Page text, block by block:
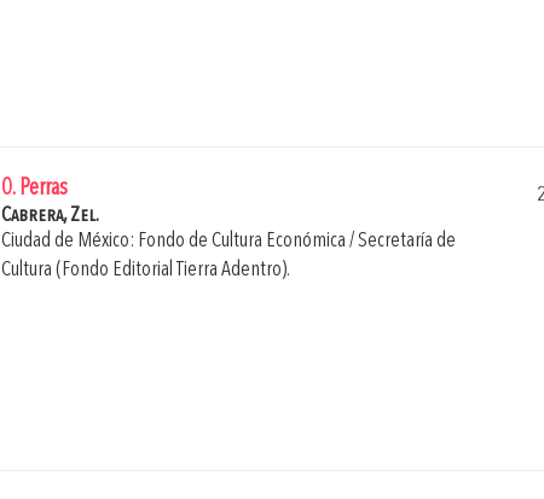
0. Perras
Cabrera, Zel.
Ciudad de México: Fondo de Cultura Económica / Secretaría de
Cultura (Fondo Editorial Tierra Adentro).